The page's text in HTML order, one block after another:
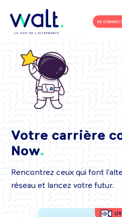
SE
Votre carrière
Now
Rencontrez ceux qui font
réseau et lancez votre futur.